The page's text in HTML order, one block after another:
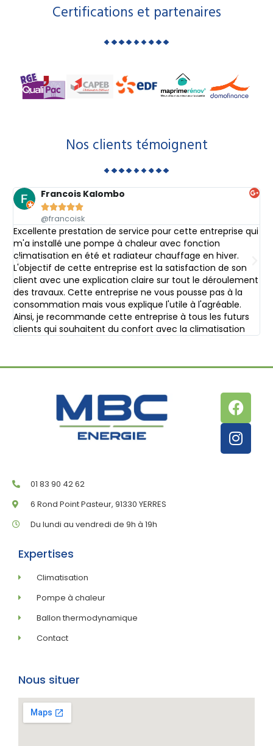
Certifications et partenaires
Nos clients témoignent
Francois Kalombo

@francoisk
Excellente prestation de service pour cette entreprise qui
m'a installé une pompe à chaleur avec fonction
climatisation en été et radiateur chauffage en hiver.
L'objectif de cette entreprise est la satisfaction de son
client avec une explication claire sur tout le déroulement
des travaux. Cette entreprise ne vous pousse pas à la
consommation mais vous explique l'utile à l'agréable.
Ainsi, je recommande cette entreprise à tous les futurs
clients qui souhaitent du confort avec la climatisation
01 83 90 42 62
6 Rond Point Pasteur, 91330 YERRES
Du lundi au vendredi de 9h à 19h
Expertises
Climatisation
Pompe à chaleur
Ballon thermodynamique
Contact
Nous situer